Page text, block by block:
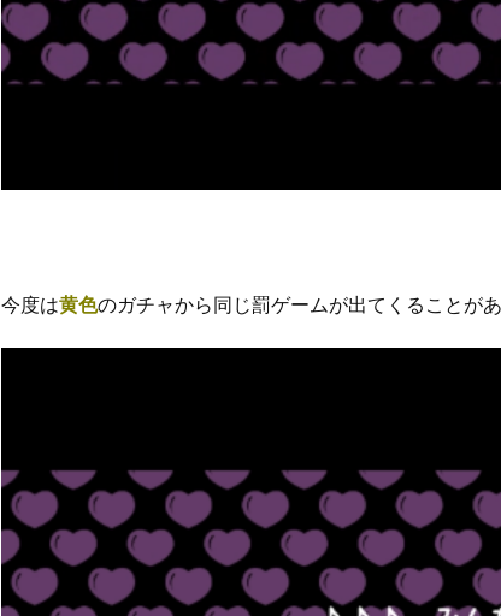
今度は黄色のガチャから同じ罰ゲームが出てくることがあ